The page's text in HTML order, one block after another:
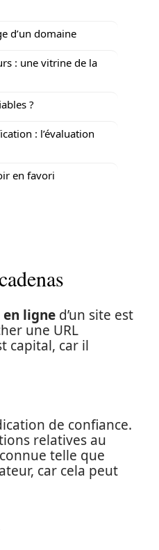
d’un domaine
: une vitrine de la
?
: l’évaluation
en favori
ligne d’un site est
une URL
capital, car il
de confiance.
relatives au
telle que
car cela peut